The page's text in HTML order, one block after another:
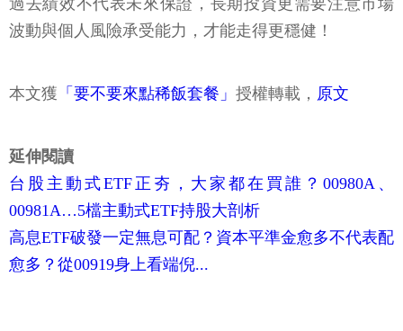
過去績效不代表未來保證，長期投資更需要注意市場
波動與個人風險承受能力，才能走得更穩健！
本文獲 「要不要來點稀飯套餐」 授權轉載， 原文
延伸閱讀
台股主動式ETF正夯，大家都在買誰？00980A、
00981A…5檔主動式ETF持股大剖析
高息ETF破發一定無息可配？資本平準金愈多不代表配
愈多？從00919身上看端倪...